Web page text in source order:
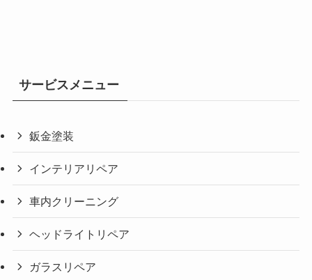
サービスメニュー
鈑金塗装
インテリアリペア
車内クリーニング
ヘッドライトリペア
ガラスリペア